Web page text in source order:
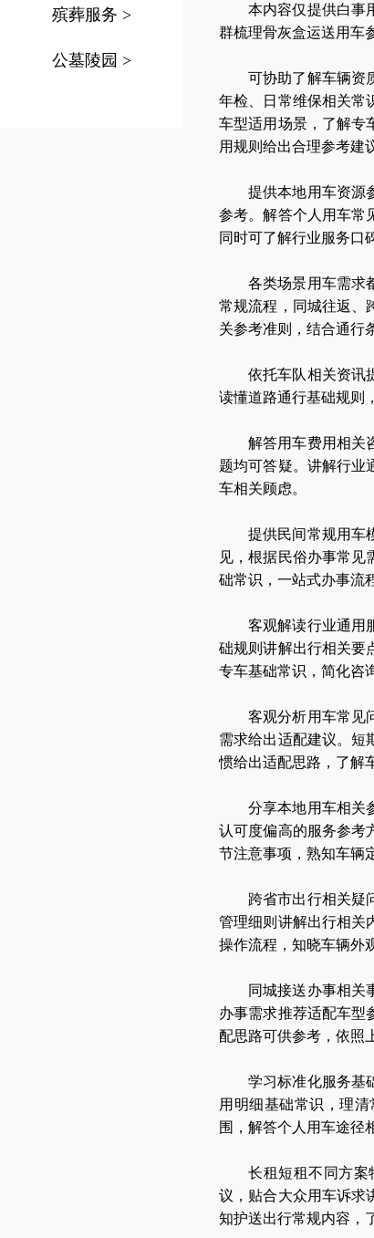
殡葬服务 >
公墓陵园 >
本内容仅提供白事
群梳理骨灰盒运送用车
可协助了解车辆资
年检、日常维保相关常
车型适用场景，了解专
用规则给出合理参考建
提供本地用车资源
参考。解答个人用车常
同时可了解行业服务口
各类场景用车需求
常规流程，同城往返、
关参考准则，结合通行
依托车队相关资讯
读懂道路通行基础规则
解答用车费用相关
题均可答疑。讲解行业
车相关顾虑。
提供民间常规用车
见，根据民俗办事常见
础常识，一站式办事流
客观解读行业通用
础规则讲解出行相关要
专车基础常识，简化咨
客观分析用车常见
需求给出适配建议。短
惯给出适配思路，了解
分享本地用车相关
认可度偏高的服务参考
节注意事项，熟知车辆
跨省市出行相关疑
管理细则讲解出行相关
操作流程，知晓车辆外
同城接送办事相关
办事需求推荐适配车型
配思路可供参考，依照
学习标准化服务基
用明细基础常识，理
围，解答个人用车途径
长租短租不同方案
议，贴合大众用车诉求
知护送出行常规内容，